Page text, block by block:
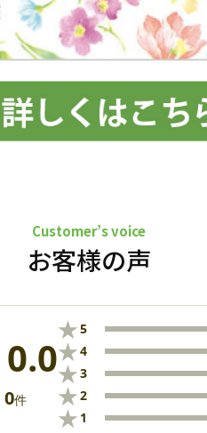
Customer’s voice
お客様の声
0.0
0件
★5
★4
★3
★2
★ 1